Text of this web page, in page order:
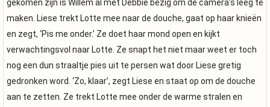
gekomen zijn is Willem al met Debbie bezig om de camera’s leeg te
maken. Liese trekt Lotte mee naar de douche, gaat op haar knieën
en zegt, ‘Pis me onder.’ Ze doet haar mond open en kijkt
verwachtingsvol naar Lotte. Ze snapt het niet maar weet er toch
nog een dun straaltje pies uit te persen wat door Liese gretig
gedronken word. ‘Zo, klaar’, zegt Liese en staat op om de douche
aan te zetten. Ze trekt Lotte mee onder de warme stralen en